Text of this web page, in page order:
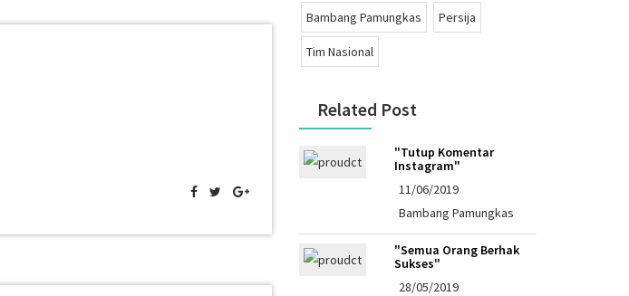
Bambang Pamungkas Persija
Tim Nasional
Related Post
"Tutup Komentar
Instagram"
11/06/2019
Bambang Pamungkas
"Semua Orang Berhak
Sukses"
28/05/2019